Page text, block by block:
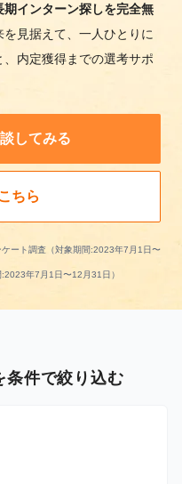
インターン探しを完全無
見据えて、一人ひとりに
内定獲得までの選考サポ
してみる
ちら
ート調査（対象期間:2023年7月1日〜
年7月1日〜12月31日）
条件で絞り込む